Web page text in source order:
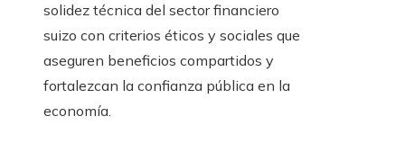
solidez técnica del sector financiero
suizo con criterios éticos y sociales que
aseguren beneficios compartidos y
fortalezcan la confianza pública en la
economía.